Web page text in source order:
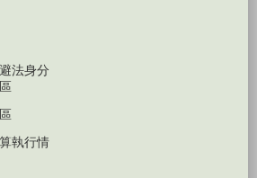
法身分
執行情